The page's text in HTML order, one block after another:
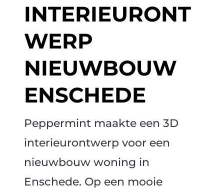
INTERIEURONT
WERP
NIEUWBOUW
ENSCHEDE
Peppermint maakte een 3D
interieurontwerp voor een
nieuwbouw woning in
Enschede. Op een mooie